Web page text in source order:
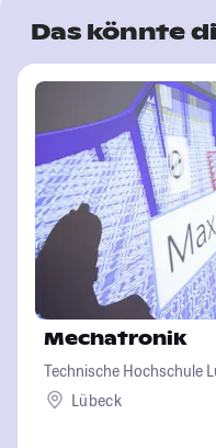
Das könnte
Mechatronik
Technische Hochschule
Lübeck